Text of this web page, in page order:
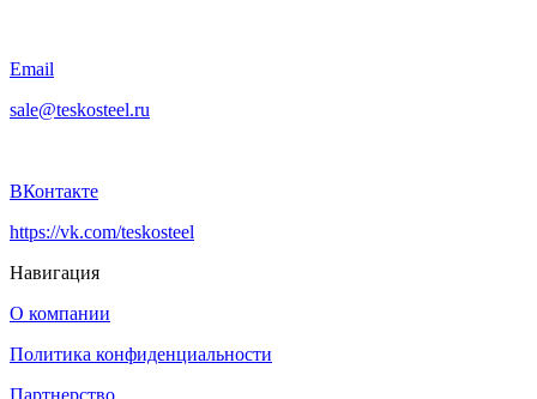
Email
sale@teskosteel.ru
ВКонтакте
https://vk.com/teskosteel
Навигация
О компании
Политика конфиденциальности